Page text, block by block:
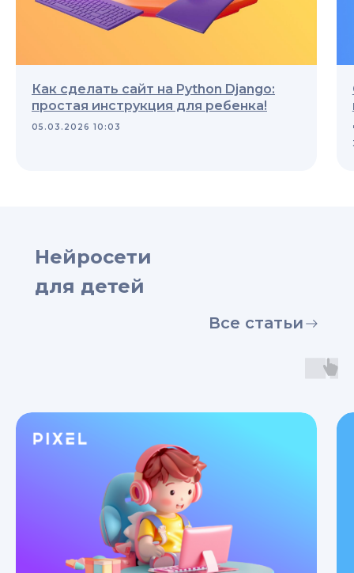
Как сделать сайт на Python Django:
простая инструкция для ребенка!
05.03.2026 10:03
Нейросети
для детей
Все статьи